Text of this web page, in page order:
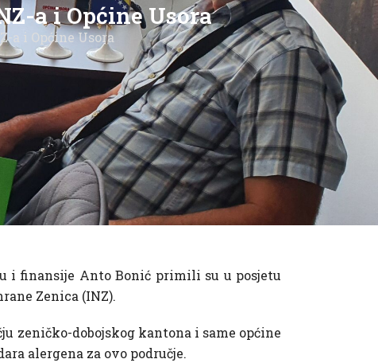
a i Općine Usora
a i Općine Usora
i finansije Anto Bonić primili su u posjetu
Zenica (INZ).
zeničko-dobojskog kantona i same općine
alergena za ovo područje.